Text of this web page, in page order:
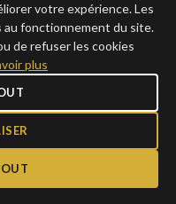
⚠️ Dernier exemplaire
54,50€ →
GRAVURE
votre expérience. Les
au fonctionnement du site.
de refuser les cookies
plus